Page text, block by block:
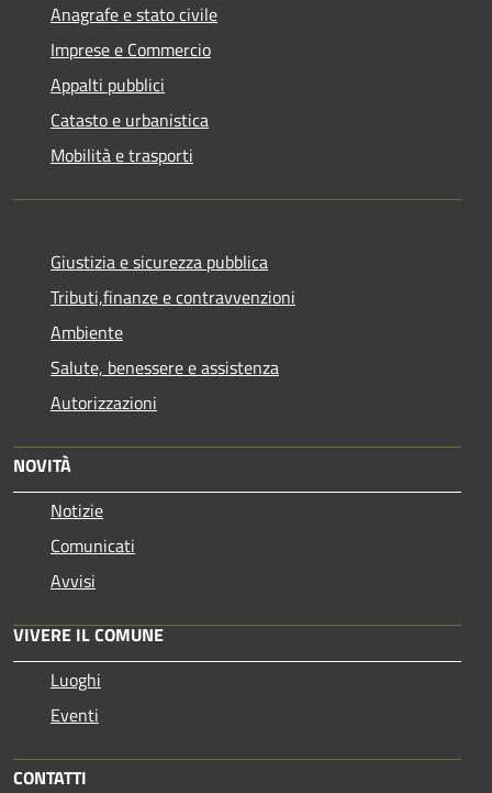
Anagrafe e stato civile
Imprese e Commercio
Appalti pubblici
Catasto e urbanistica
Mobilità e trasporti
Giustizia e sicurezza pubblica
Tributi,finanze e contravvenzioni
Ambiente
Salute, benessere e assistenza
Autorizzazioni
NOVITÀ
Notizie
Comunicati
Avvisi
VIVERE IL COMUNE
Luoghi
Eventi
CONTATTI